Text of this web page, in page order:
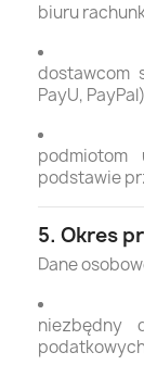
biuru
dostawcom
PayU,
podstawie
5. Okres
Dane
niezbędny